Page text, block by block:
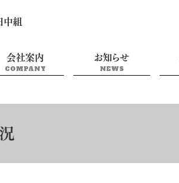
会社案内
COMPANY
お知らせ
NEWS